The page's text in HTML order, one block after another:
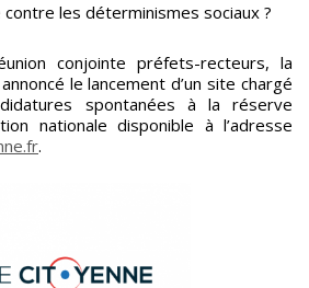
les déterminismes sociaux ?
conjointe préfets-recteurs, la
le lancement d’un site chargé
spontanées à la réserve
nationale disponible à l’adresse
.